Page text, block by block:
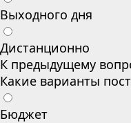
Выходного дня
Дистанционно
К предыдущему
Какие варианты
Бюджет